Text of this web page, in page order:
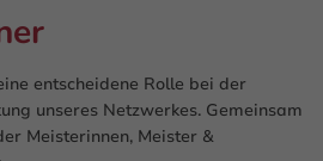
entscheidene Rolle bei der
unseres Netzwerkes. Gemeinsam
Meisterinnen, Meister &